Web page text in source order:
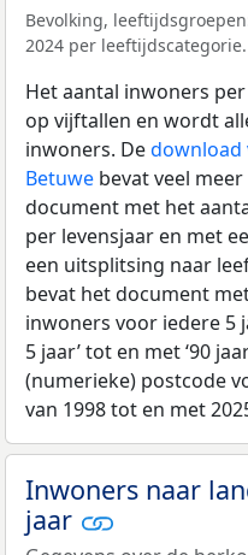
Bevolking,
2024 per leeftijdscategorie.
Het aantal inwoners
op vijftallen en wordt
inwoners. Dedownload
Betuwe bevat veel
document met het
per levensjaar en met
een uitsplitsing naar
bevat het document
inwoners voor iedere 5
5 jaar’ tot en met ‘90
(numerieke) postcode
van 1998 tot en met
Inwoners naar
jaar